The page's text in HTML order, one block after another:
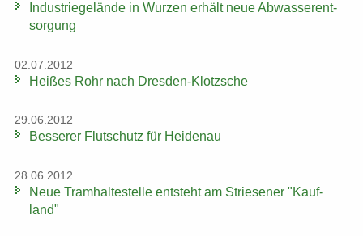
In­dus­trie­ge­län­de in Wur­zen er­hält neue Ab­was­ser­ent­
sor­gung
02.07.2012
Hei­ßes Rohr nach Dresden-​Klotzsche
29.06.2012
Bes­se­rer Flut­schutz für Hei­den­au
28.06.2012
Neue Tram­hal­te­stel­le ent­steht am Strie­se­ner "Kauf­
land"